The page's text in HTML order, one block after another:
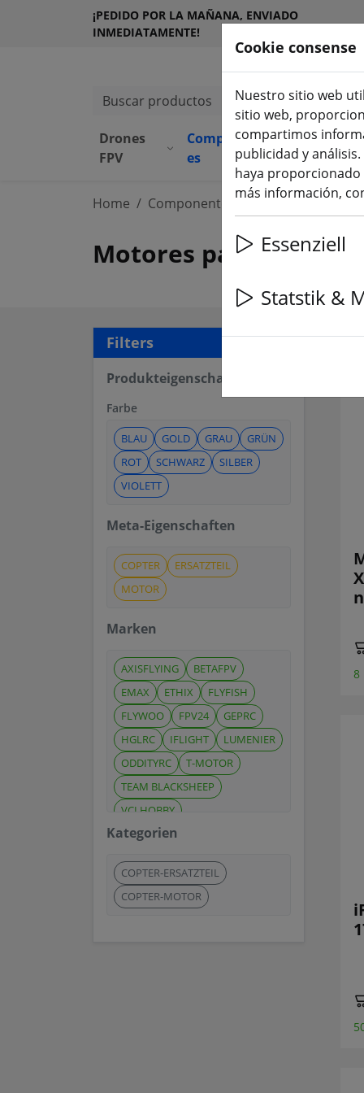
¡PEDIDO POR LA MAÑANA, ENVIADO
INMEDIATAMENTE!
Buscar productos
Drones
FPV
Component
es(aktuelle Seite)to
Home Componentes Motores
Motores para FPV
Filters
Produkteigenschaften
Farbe
BLAU GOLD GRAU
GRÜN
ROT
SCHWARZ
SILBER
VIOLETT
Meta-Eigenschaften
COPTER
ERSATZTEIL
MOTOR
Marken
AXISFLYING
BETAFPV
EMAX
ETHIX
FLYFISH
FLYWOO
FPV24
GEPRC
HGLRC
IFLIGHT
LUMENIER
ODDITYRC
T-MOTOR
TEAM BLACKSHEEP
VCI HOBBY
Kategorien
COPTER-ERSATZTEIL
COPTER-MOTOR
105
8
Cookie consense
Nuestro sitio web
sitio web,
compartimos
publicidad y
haya
más información,
Essenziell
Statstik &